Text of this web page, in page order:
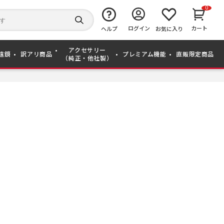
か
ら
検
索
す
る
ヘルプ ログイン お気に入り
0
カート
鏡 訳アリ商品
アクセサリー
（純正・他社製）
プレミアム機能 直販限定商品